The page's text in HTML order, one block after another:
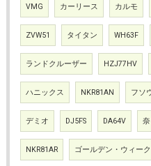
VMG カーリース カルモ
ZVW51 タイタン WH63F
ランドクルーザー HZJ77HV
ハニックス NKR81AN フソ
デミオ DJ5FS DA64V
NKR81AR ゴールデン・ウィーク